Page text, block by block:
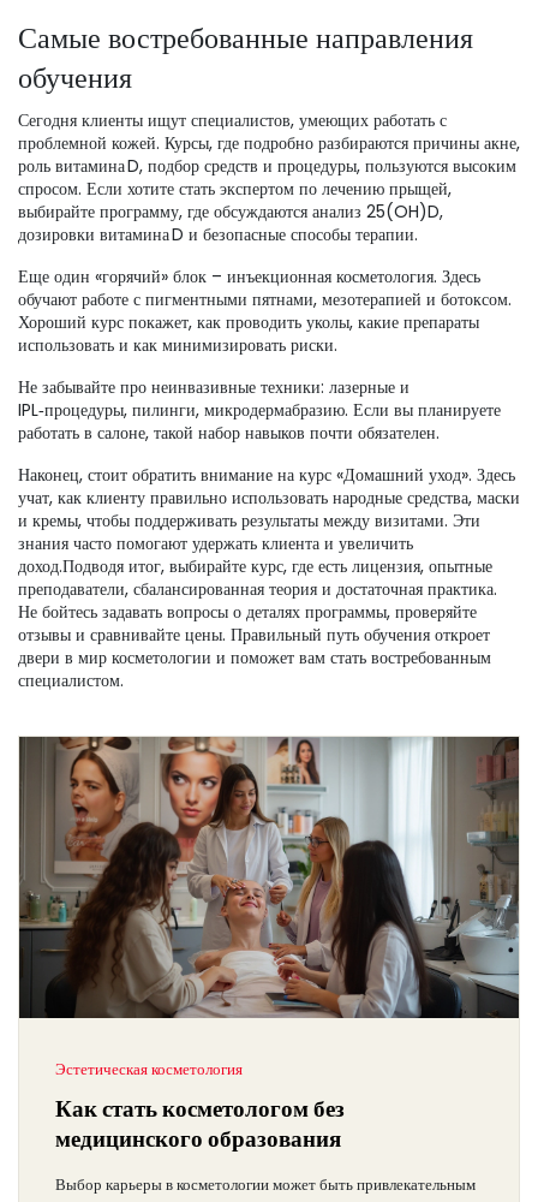
Самые востребованные направления
обучения
Сегодня клиенты ищут специалистов, умеющих работать с
проблемной кожей. Курсы, где подробно разбираются причины акне,
роль витамина D, подбор средств и процедуры, пользуются высоким
спросом. Если хотите стать экспертом по лечению прыщей,
выбирайте программу, где обсуждаются анализ 25(OH)D,
дозировки витамина D и безопасные способы терапии.
Еще один «горячий» блок – инъекционная косметология. Здесь
обучают работе с пигментными пятнами, мезотерапией и ботоксом.
Хороший курс покажет, как проводить уколы, какие препараты
использовать и как минимизировать риски.
Не забывайте про неинвазивные техники: лазерные и
IPL‑процедуры, пилинги, микродермабразию. Если вы планируете
работать в салоне, такой набор навыков почти обязателен.
Наконец, стоит обратить внимание на курс «Домашний уход». Здесь
учат, как клиенту правильно использовать народные средства, маски
и кремы, чтобы поддерживать результаты между визитами. Эти
знания часто помогают удержать клиента и увеличить
доход.Подводя итог, выбирайте курс, где есть лицензия, опытные
преподаватели, сбалансированная теория и достаточная практика.
Не бойтесь задавать вопросы о деталях программы, проверяйте
отзывы и сравнивайте цены. Правильный путь обучения откроет
двери в мир косметологии и поможет вам стать востребованным
специалистом.
Эстетическая косметология
Как стать косметологом без
медицинского образования
Выбор карьеры в косметологии может быть привлекательным